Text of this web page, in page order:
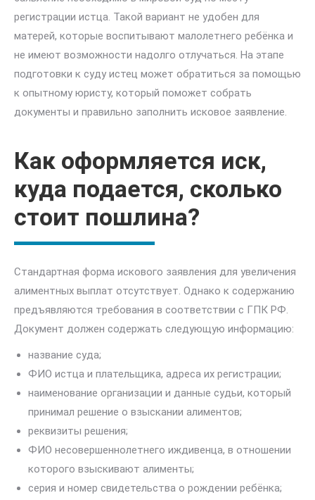
регистрации истца. Такой вариант не удобен для
матерей, которые воспитывают малолетнего ребёнка и
не имеют возможности надолго отлучаться. На этапе
подготовки к суду истец может обратиться за помощью
к опытному юристу, который поможет собрать
документы и правильно заполнить исковое заявление.
Как оформляется иск,
куда подается, сколько
стоит пошлина?
Стандартная форма искового заявления для увеличения
алиментных выплат отсутствует. Однако к содержанию
предъявляются требования в соответствии с ГПК РФ.
Документ должен содержать следующую информацию:
название суда;
ФИО истца и плательщика, адреса их регистрации;
наименование организации и данные судьи, который
принимал решение о взыскании алиментов;
реквизиты решения;
ФИО несовершеннолетнего иждивенца, в отношении
которого взыскивают алименты;
серия и номер свидетельства о рождении ребёнка;